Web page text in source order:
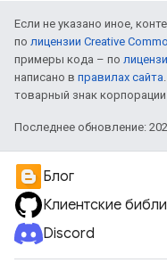
Если не указано иное,
по лицензии Creative
примеры кода – по
написано в правилах сайта
товарный знак
Последнее обновление:
Блог
Клиентские
Discord